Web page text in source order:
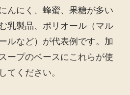
んにく、蜂蜜、果糖が多い
乳製品、ポリオール（マル
ルなど）が代表例です。加
ープのベースにこれらが使
てください。